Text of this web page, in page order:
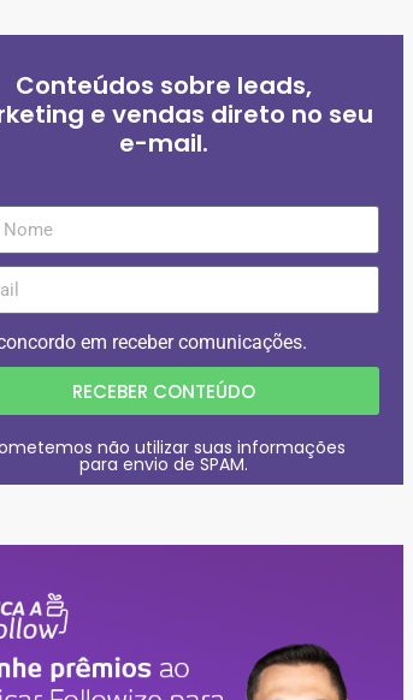
Conteúdos sobre leads,
e vendas direto no seu
e-mail.
em receber comunicações.
RECEBER CONTEÚDO
não utilizar suas informações
para envio de SPAM.